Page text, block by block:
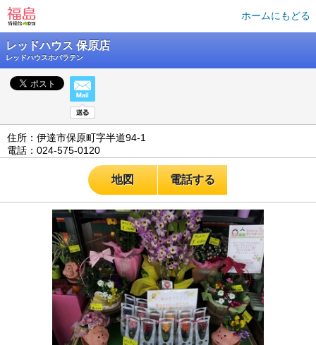
ホームにもどる
レッドハウス 保原店
レッドハウスホバラテン
住所：伊達市保原町字半道94-1
電話：024-575-0120
地図 電話する